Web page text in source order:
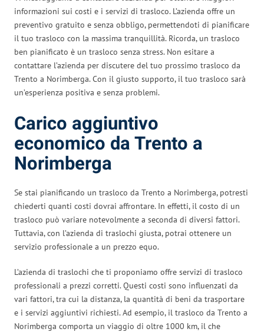
informazioni sui costi e i servizi di trasloco. L’azienda offre un
preventivo gratuito e senza obbligo, permettendoti di pianificare
il tuo trasloco con la massima tranquillità. Ricorda, un trasloco
ben pianificato è un trasloco senza stress. Non esitare a
contattare l’azienda per discutere del tuo prossimo trasloco da
Trento a Norimberga. Con il giusto supporto, il tuo trasloco sarà
un’esperienza positiva e senza problemi.
Carico aggiuntivo
economico da Trento a
Norimberga
Se stai pianificando un trasloco da Trento a Norimberga, potresti
chiederti quanti costi dovrai affrontare. In effetti, il costo di un
trasloco può variare notevolmente a seconda di diversi fattori.
Tuttavia, con l’azienda di traslochi giusta, potrai ottenere un
servizio professionale a un prezzo equo.
L’azienda di traslochi che ti proponiamo offre servizi di trasloco
professionali a prezzi corretti. Questi costi sono influenzati da
vari fattori, tra cui la distanza, la quantità di beni da trasportare
e i servizi aggiuntivi richiesti. Ad esempio, il trasloco da Trento a
Norimberga comporta un viaggio di oltre 1000 km, il che